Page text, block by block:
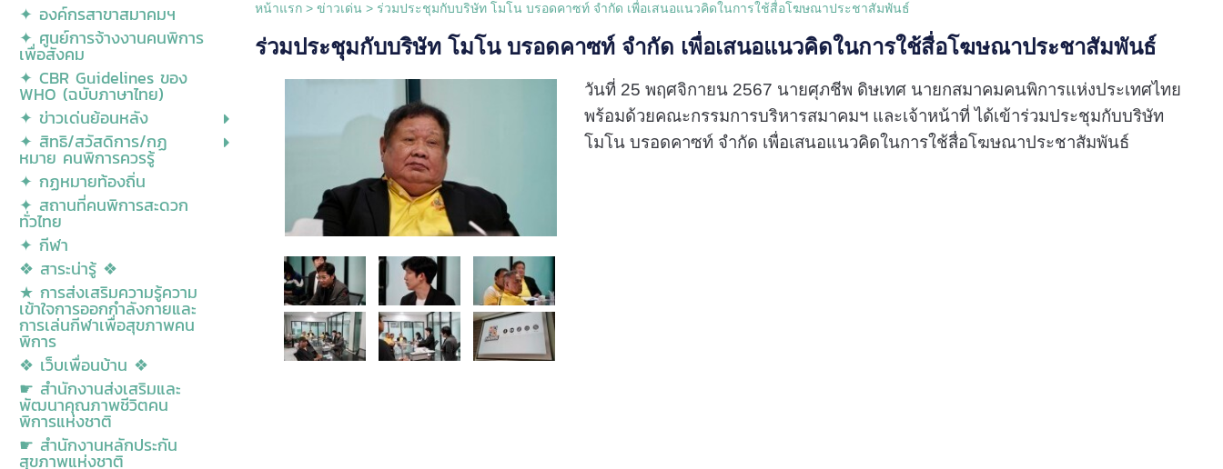
✦ องค์กรสาขาสมาคมฯ
✦ ศูนย์การจ้างงานคนพิการ
เพื่อสังคม
✦ CBR Guidelines ของ
WHO (ฉบับภาษาไทย)
✦ ข่าวเด่นย้อนหลัง
✦ สิทธิ/สวัสดิการ/กฏ
หมาย คนพิการควรรู้
✦ กฏหมายท้องถิ่น
✦ สถานที่คนพิการสะดวก
ทั่วไทย
✦ กีฬา
❖ สาระน่ารู้ ❖
★ การส่งเสริมความรู้ความ
เข้าใจการออกกำลังกายและ
การเล่นกีฬาเพื่อสุขภาพคน
พิการ
❖ เว็บเพื่อนบ้าน ❖
☛ สำนักงานส่งเสริมและ
พัฒนาคุณภาพชีวิตคน
พิการแห่งชาติ
☛ สำนักงานหลักประกัน
สุขภาพแห่งชาติ
หน้าแรก> ข่าวเด่น > ร่วมประชุมกับบริษัท โมโน บรอดคาซท์ จำกัด เพื่อเสนอแนวคิดในการใช้สื่อโฆษณาประชาสัมพันธ์
ร่วมประชุมกับบริษัท โมโน บรอดคาซท์ จำกัด เพื่อเสนอแนวคิดในการใช้สื่อโฆษณาประชาสัมพันธ์
วันที่ 25 พฤศจิกายน 2567 นายศุภชีพ ดิษเทศ นายกสมาคมคนพิการแห่งประเทศไทย
พร้อมด้วยคณะกรรมการบริหารสมาคมฯ และเจ้าหน้าที่ ได้เข้าร่วมประชุมกับบริษัท
โมโน บรอดคาซท์ จำกัด เพื่อเสนอแนวคิดในการใช้สื่อโฆษณาประชาสัมพันธ์